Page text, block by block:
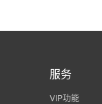
服务
VIP功能